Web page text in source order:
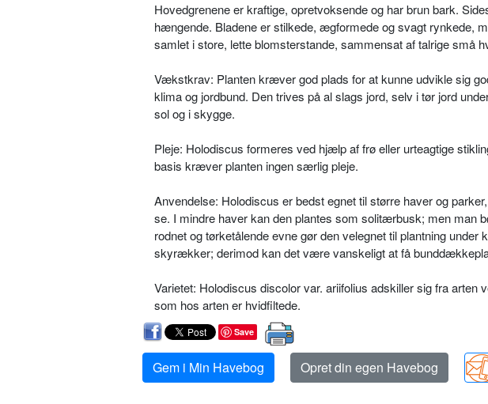
Hovedgrenene er kraftige, opretvoksende og har brun bark.
hængende. Bladene er stilkede, ægfor­mede og svagt rynkede,
samlet i store, lette blomsterstande, sammensat af talrige små
Vækstkrav: Planten kræver god plads for at kunne udvikle sig
klima og jordbund. Den trives på al slags jord, selv i tør jord
sol og i skygge.
Pleje: Holodiscus formeres ved hjælp af frø eller urteagtige
basis kræver planten ingen særlig pleje.
Anvendelse: Holodiscus er bedst egnet til større haver og
se. I mindre haver kan den plantes som solitærbusk; men man
rodnet og tørketålende evne gør den velegnet til plantning
skyrækker; derimod kan det være vanskeligt at få
Varietet: Holodiscus discolor var. arii­folius adskiller sig fra arten
som hos arten er hvidfiltede.
Save
Gem i Min Havebog Opret din egen Havebog